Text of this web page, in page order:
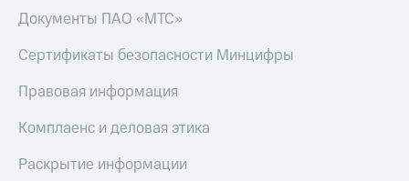
Документы ПАО «МТС»
Сертификаты безопасности Минцифры
Правовая информация
Комплаенс и деловая этика
Раскрытие информации